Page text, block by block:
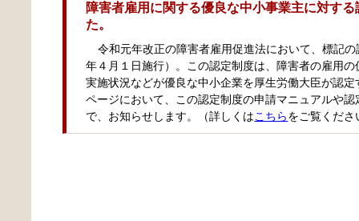
障害者雇用に関する優良な中小事業主に対す
た。
令和元年改正の障害者雇用促進法において、標記
年４月１日施行）。この認定制度は、障害者の雇用
実施状況などが優良な中小企業を厚生労働大臣が認
ページにおいて、この認定制度の申請マニュアルや
で、お知らせします。（詳しくはこちらをご覧くださ